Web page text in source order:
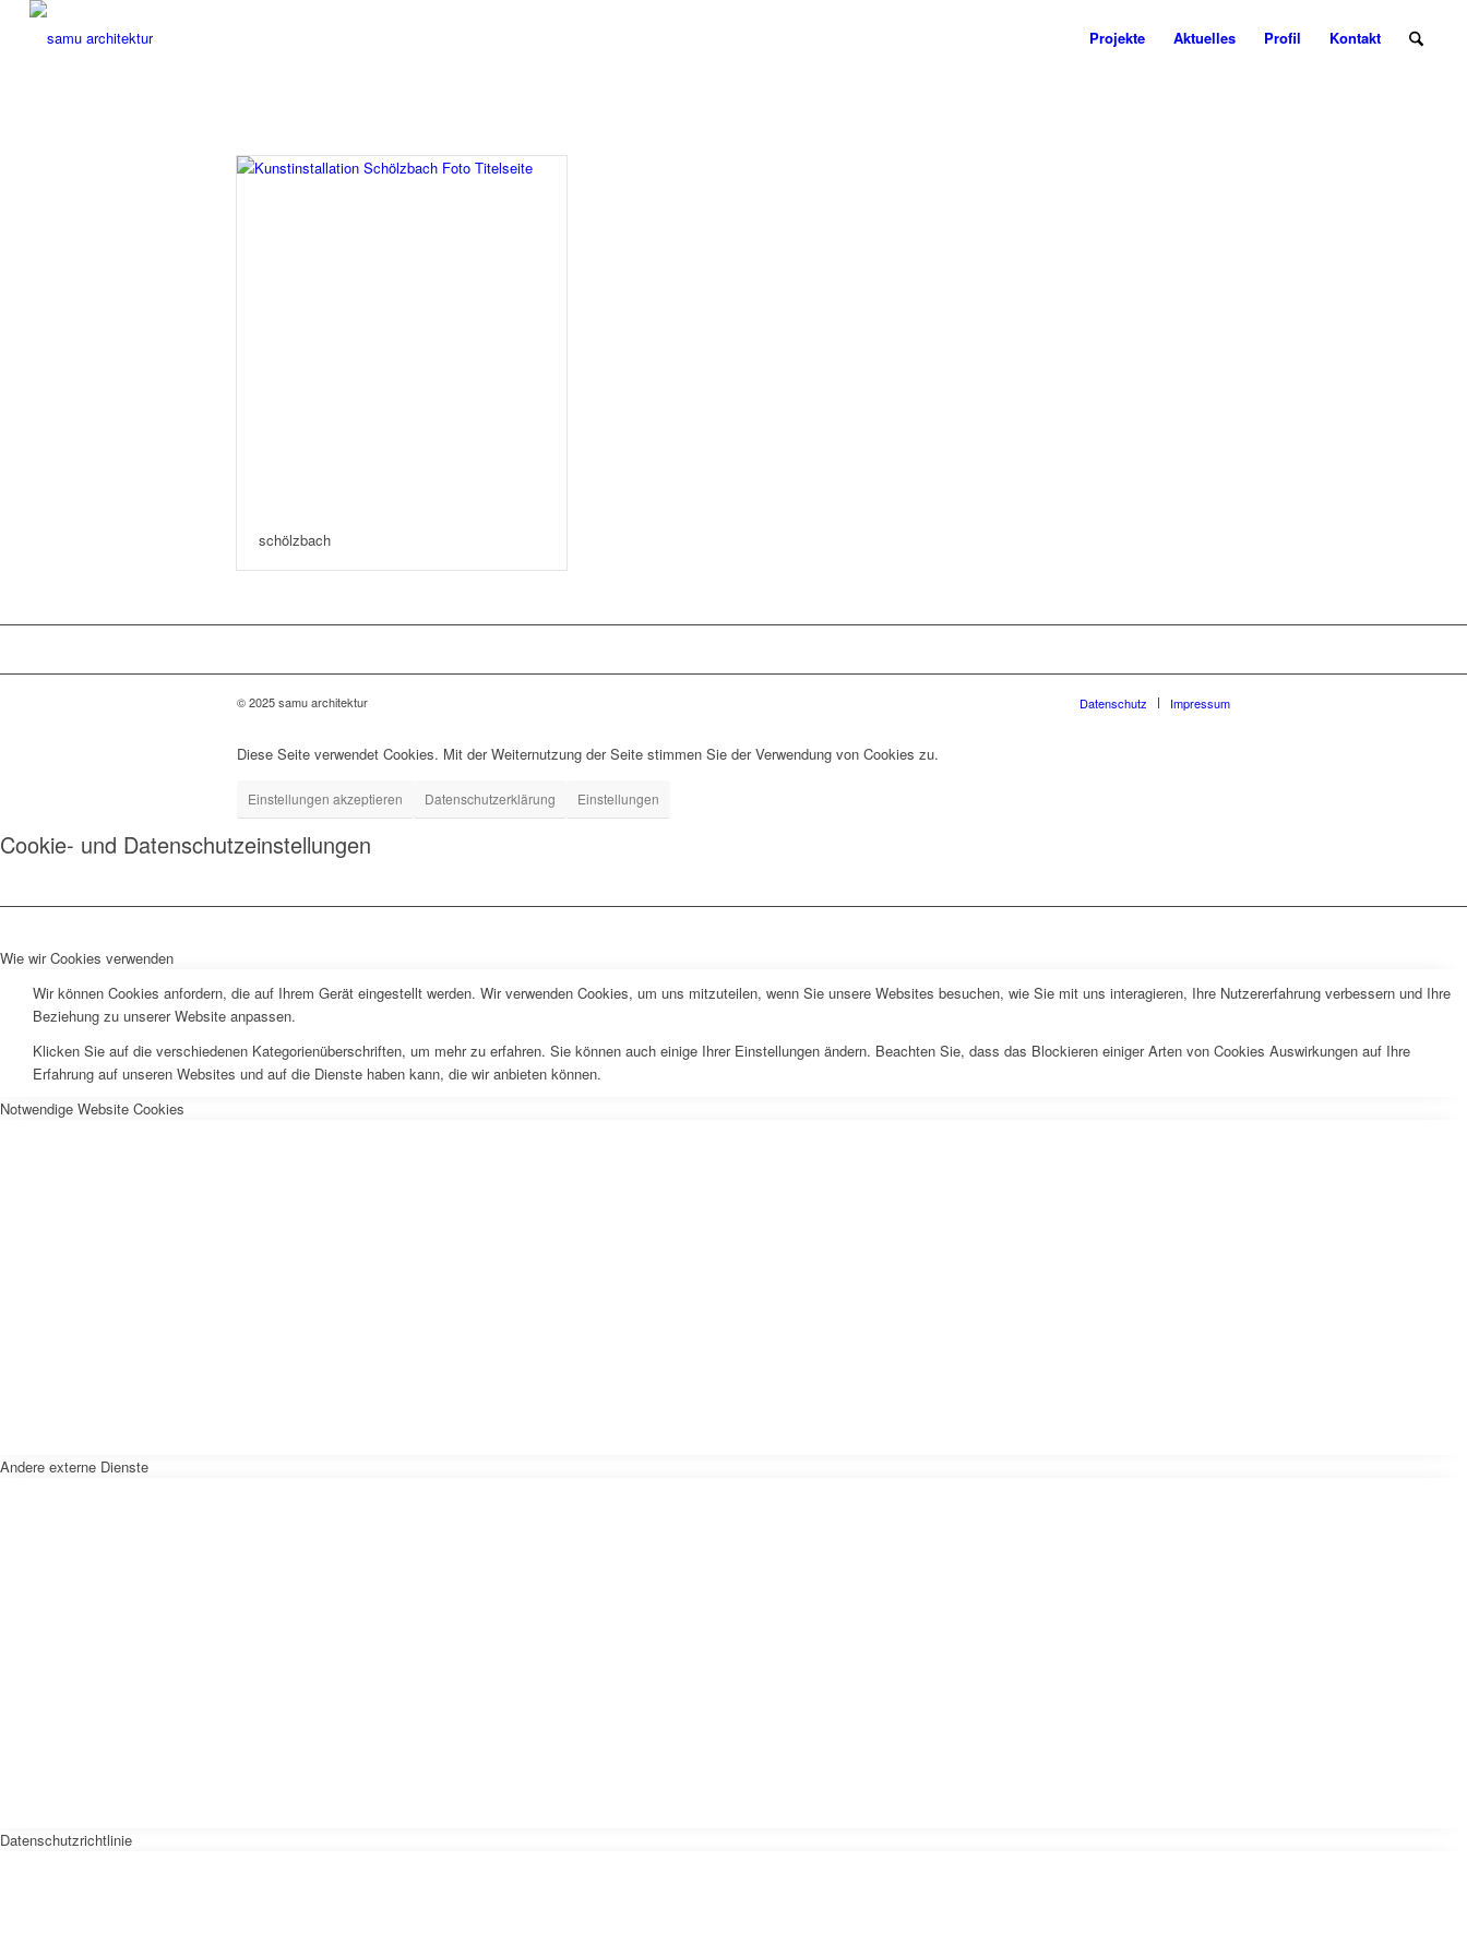
Projekte Aktuelles Profil Kontakt
schölzbach
© 2025 samu architektur Datenschutz Impressum
Diese Seite verwendet Cookies. Mit der Weiternutzung der Seite stimmen Sie der Verwendung von Cookies zu.
Einstellungen akzeptieren Datenschutzerklärung Einstellungen
Cookie- und Datenschutzeinstellungen
Wie wir Cookies verwenden
Wir können Cookies anfordern, die auf Ihrem Gerät eingestellt werden. Wir verwenden Cookies, um uns mitzuteilen, wenn Sie unsere Websites besuchen, wie Sie mit uns interagieren, Ihre Nutzererfahrung verbessern und Ihre
Beziehung zu unserer Website anpassen.
Klicken Sie auf die verschiedenen Kategorienüberschriften, um mehr zu erfahren. Sie können auch einige Ihrer Einstellungen ändern. Beachten Sie, dass das Blockieren einiger Arten von Cookies Auswirkungen auf Ihre
Erfahrung auf unseren Websites und auf die Dienste haben kann, die wir anbieten können.
Notwendige Website Cookies
Andere externe Dienste
Datenschutzrichtlinie